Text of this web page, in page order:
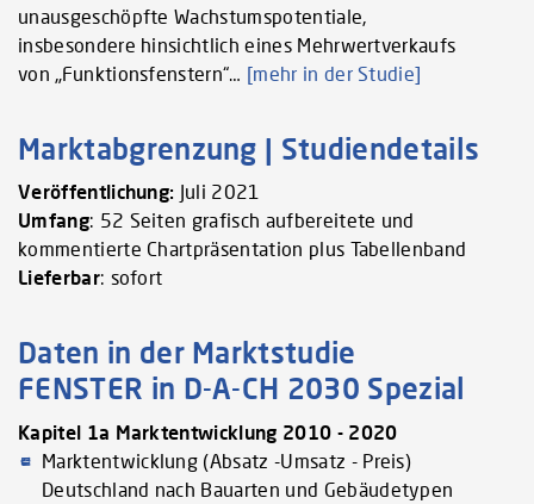
unausgeschöpfte Wachstumspotentiale,
insbesondere hinsichtlich eines Mehrwertverkaufs
von „Funktionsfenstern“… [mehr in der Studie]
Marktabgrenzung | Studiendetails
Veröffentlichung: Juli 2021
Umfang: 52 Seiten grafisch aufbereitete und
kommentierte Chartpräsentation plus Tabellenband
Lieferbar: sofort
Daten in der Marktstudie
FENSTER in D-A-CH 2030 Spezial
Kapitel 1a Marktentwicklung 2010 - 2020
Marktentwicklung (Absatz -Umsatz - Preis)
Deutschland nach Bauarten und Gebäudetypen